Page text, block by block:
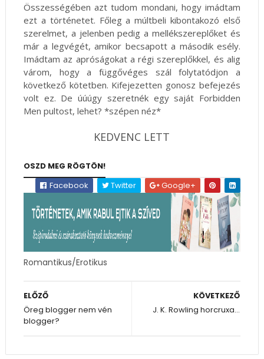
Összességében azt tudom mondani, hogy imádtam
ezt a történetet. Főleg a múltbeli kibontakozó első
szerelmet, a jelenben pedig a mellékszereplőket és
már a legvégét, amikor becsapott a második esély.
Imádtam az apróságokat a régi szereplőkkel, és alig
várom, hogy a függővéges szál folytatódjon a
következő kötetben. Kifejezetten gonosz befejezés
volt ez. De úúúgy szeretnék egy saját Forbidden
Men pultost, lehet? *szépen néz*
KEDVENC LETT
OSZD MEG RÖGTÖN!
Facebook
Twitter Google+
Romantikus/Erotikus
KÖVETKEZŐ
J. K. Rowling horcruxa...
ELŐZŐ
Öreg blogger nem vén
blogger?